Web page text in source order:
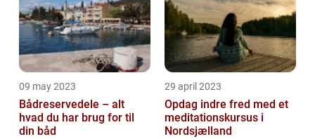
09 may 2023
Bådreservedele – alt
hvad du har brug for til
din båd
29 april 2023
Opdag indre fred med et
meditationskursus i
Nordsjælland